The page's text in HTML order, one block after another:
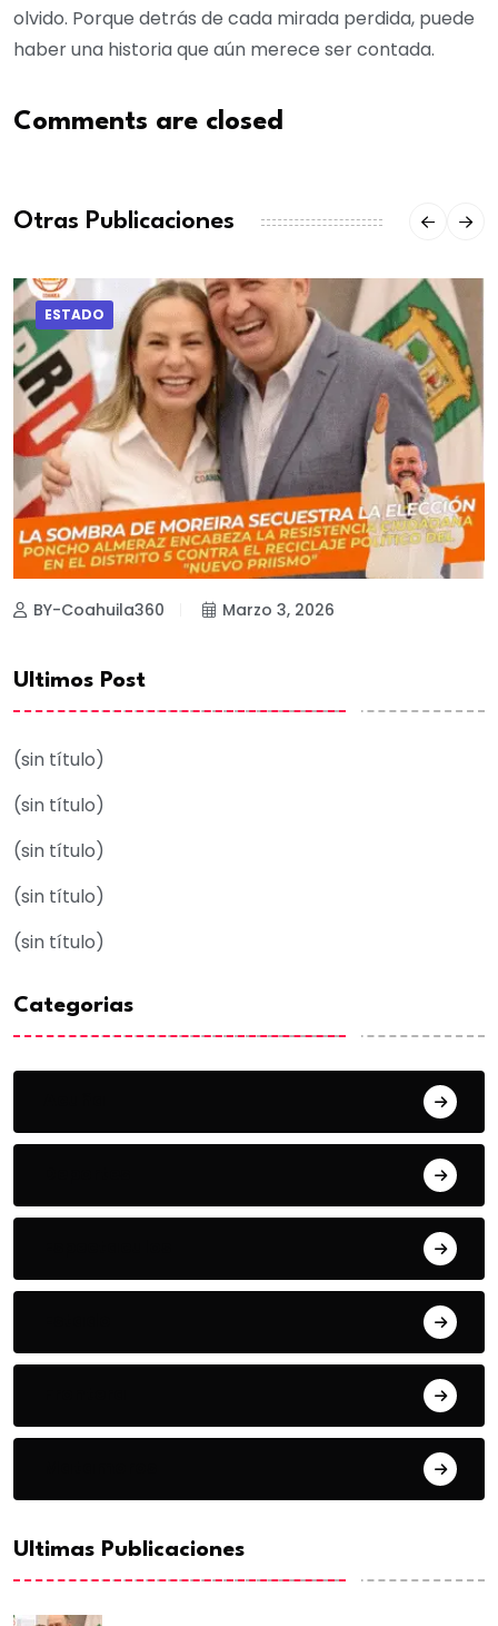
olvido. Porque detrás de cada mirada perdida, puede
haber una historia que aún merece ser contada.
Comments are closed
Otras Publicaciones
ESTADO
BY-Coahuila360 Marzo 3, 2026
Ultimos Post
(sin título)
(sin título)
(sin título)
(sin título)
(sin título)
Categorias
Ultimas Publicaciones